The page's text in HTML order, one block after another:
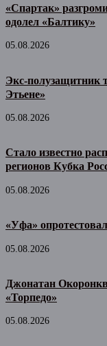
«Спартак»
одолел «Балтику»
05.08.2026
Экс-полузащитник
Этьене»
05.08.2026
Стало известно
регионов Кубка
05.08.2026
«Уфа»
05.08.2026
Джонатан
«Торпедо»
05.08.2026